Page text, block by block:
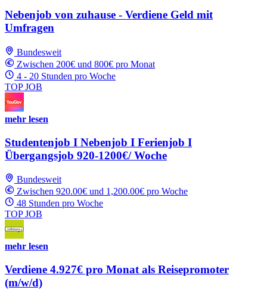
Nebenjob von zuhause - Verdiene Geld mit
Umfragen
Bundesweit
Zwischen 200€ und 800€ pro Monat
4 - 20 Stunden pro Woche
TOP JOB
mehr lesen
Studentenjob I Nebenjob I Ferienjob I
Übergangsjob 920-1200€/ Woche
Bundesweit
Zwischen 920.00€ und 1,200.00€ pro Woche
48 Stunden pro Woche
TOP JOB
mehr lesen
Verdiene 4.927€ pro Monat als Reisepromoter
(m/w/d)